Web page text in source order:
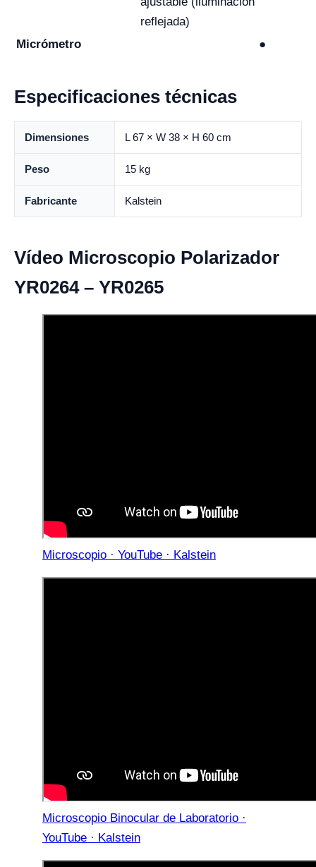
reflejada)
Micrómetro
●
Especificaciones técnicas
Dimensiones L 67 × W 38 × H 60 cm
Peso 15 kg
Fabricante Kalstein
Vídeo Microscopio Polarizador
YR0264 – YR0265
Microscopio · YouTube · Kalstein
Microscopio Binocular de Laboratorio ·
YouTube · Kalstein